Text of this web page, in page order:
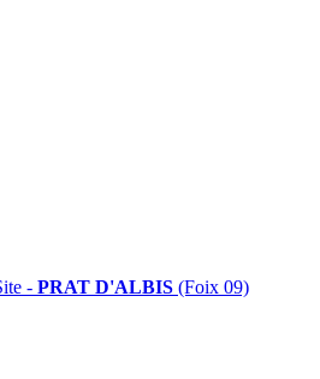
- PRAT D'ALBIS (Foix 09)